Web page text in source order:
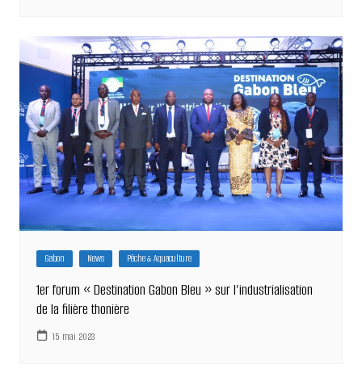
Gabon News Pêche & Aquaculture
1er forum « Destination Gabon Bleu » sur l’industrialisation
de la filière thonière
15 mai 2023